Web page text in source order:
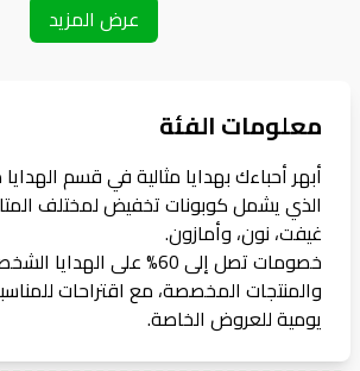
عرض المزيد
معلومات الفئة
أبهر أحباءك بهدايا مثالية في قسم
الذي يشمل كوبونات تخفيض لمختلف
غيفت، نون، وأمازون.
خصومات تصل إلى 60% على
والمنتجات المخصصة، مع اقتراحات
يومية للعروض الخاصة.